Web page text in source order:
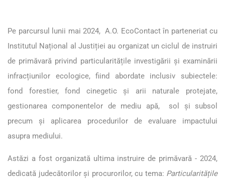
Pe parcursul lunii mai 2024, A.O. EcoContact în parteneriat cu
Institutul Național al Justiției au organizat un ciclul de instruiri
de primăvară privind particularitățile investigării și examinării
infracțiunilor ecologice, fiind abordate inclusiv subiectele:
fond forestier, fond cinegetic și arii naturale protejate,
gestionarea componentelor de mediu apă, sol și subsol
precum și aplicarea procedurilor de evaluare impactului
asupra mediului.
Astăzi a fost organizată ultima instruire de primăvară - 2024,
dedicată judecătorilor și procurorilor, cu tema: Particularitățile